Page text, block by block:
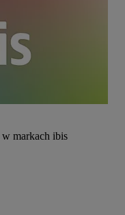
w markach ibis